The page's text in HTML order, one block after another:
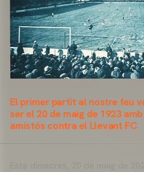
El primer partit al nostre feu
ser el 20 de maig de 1923
amistós contra el Llevant FC